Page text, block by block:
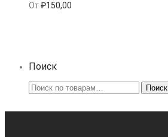
От₽150,00
Поиск
Искать: Поиск